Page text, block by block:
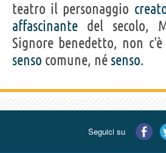
teatro il personaggio
affascinante del secolo,
Signore benedetto, non
senso comune, né senso.
Seguici su